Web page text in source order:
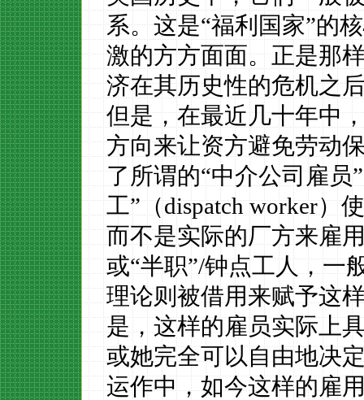
系。这是“福利国家”的
激的方方面面。正是那
济在其历史性的危机之
但是，在最近几十年中
方向来让资方避免劳动
了所谓的“中介公司雇员
工”（dispatch worker）
而不是实际的厂方来雇
或“半职”/钟点工人，一
理论则被借用来赋予这
是，这样的雇员实际上
或她完全可以自由地决
运作中，如今这样的雇